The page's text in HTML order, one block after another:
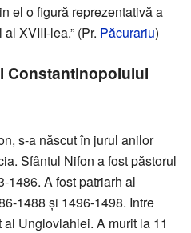
el o figură reprezentativă a
XVIII-lea.” (Pr. Păcurariu)
Constantinopolului
s-a născut în jurul anilor
Sfântul Nifon a fost păstorul
1486. A fost patriarh al
1488 și 1496-1498. Intre
Unglovlahiei. A murit la 11